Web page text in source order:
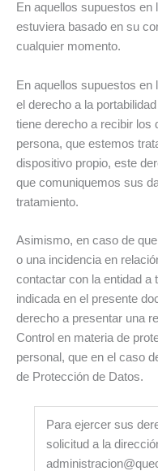
En aquellos supuestos en
estuviera basado en su
cualquier momento.
En aquellos supuestos en
el derecho a la
tiene derecho a recibir los
persona, que estemos
dispositivo propio, este
que comuniquemos sus
tratamiento.
Asimismo, en caso de
o una incidencia en
contactar con la entidad a
indicada en el presente
derecho a presentar una
Control en materia de
personal, que en el caso
de Protección de Datos.
Para ejercer sus
solicitud a la